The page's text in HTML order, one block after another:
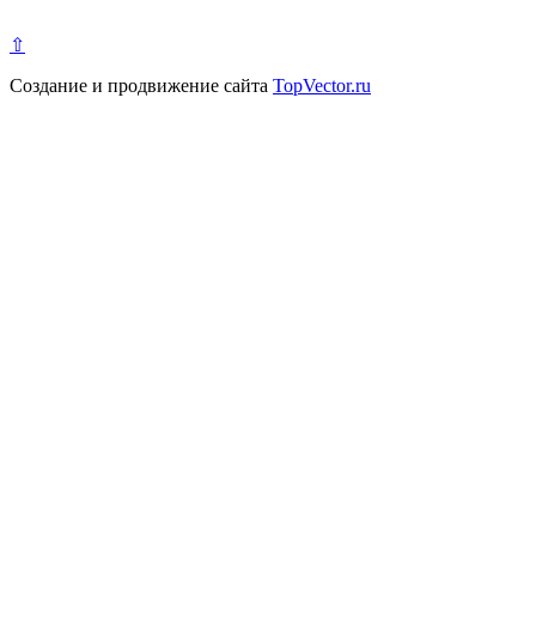
⇧
Создание и продвижение сайта TopVector.ru